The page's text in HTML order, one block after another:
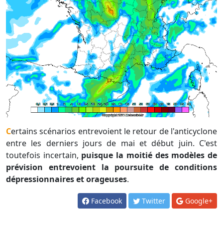
Certains scénarios entrevoient le retour de l'anticyclone
entre les derniers jours de mai et début juin. C'est
toutefois incertain, puisque la moitié des modèles de
prévision entrevoient la poursuite de conditions
dépressionnaires et orageuses.
Facebook Twitter Google+